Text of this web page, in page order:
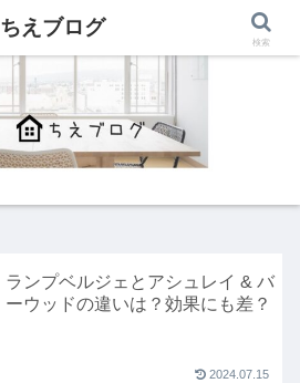
ランプベルジェとアシュレイ & バ
ーウッドの違いは？効果にも差？
2024.07.15
ちえブログ
検索